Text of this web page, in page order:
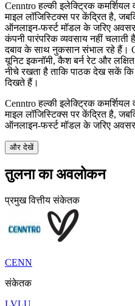
Cenntro हल्की इलेक्ट्रिक कमर्शियल
माइल लॉजिस्टिक्स पर केंद्रित है,
ऑनलाइन-फर्स्ट मॉडल के जरिए
कंपनी पारंपरिक व्यवसाय नहीं
दबाव के साथ नुकसान संभाल रहे हैं।
यूनिट इकनॉमी, कैश बर्न रेट और
नीचे रखता है ताकि पाठक देख सकें
दिखते हैं।
Cenntro हल्की इलेक्ट्रिक कमर्शियल
माइल लॉजिस्टिक्स पर केंद्रित है,
ऑनलाइन-फर्स्ट मॉडल के जरिए
और देखें
तुलना का अवलोकन
प्रमुख वित्तीय संकेतक
CENN
संकेतक